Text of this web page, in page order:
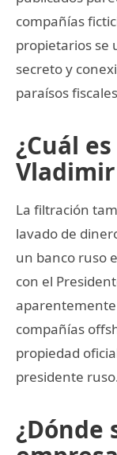
compañías
propietarios se
secreto y
paraísos
¿Cuál
La filtración
lavado de
un banco ruso
con el
compañías
propiedad
presidente
¿Dónde